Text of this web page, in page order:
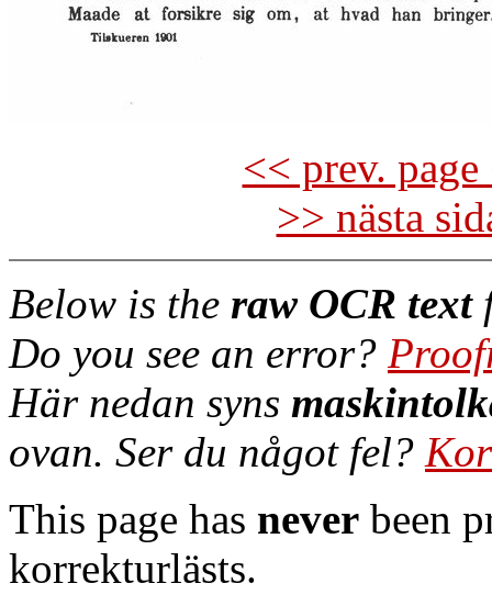
<< prev.
>> nästa
Below is the raw OCR text
Do you see an error?
Här nedan syns
ovan. Ser du något fel?
This page has never been
korrekturlästs.